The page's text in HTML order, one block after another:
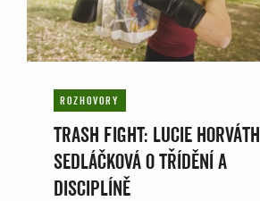
ROZHOVORY
TRASH FIGHT: LUCIE HORVÁTH
SEDLÁČKOVÁ O TŘÍDĚNÍ A
DISCIPLÍNĚ